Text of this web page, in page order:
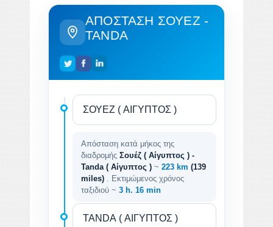
ΑΠΌΣΤΑΣΗ ΣΟΥΈΖ -
TANDA
Απόσταση κατά μήκος της
διαδρομής Σουέζ ( Αίγυπτος ) -
Tanda ( Αίγυπτος ) ~ 223 km (139
miles)
. Εκτιμώμενος χρόνος
ταξιδιού ~ 3 h. 16 min